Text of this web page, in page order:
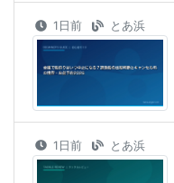
1日前 とあ浜
1日前 とあ浜